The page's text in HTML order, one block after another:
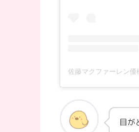
佐藤マクファーレン
目が